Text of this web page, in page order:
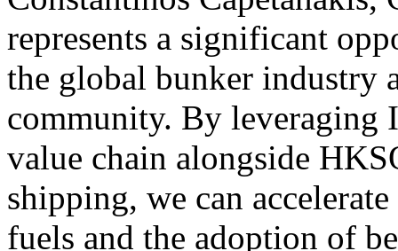
represents a significant
the global bunker industry
community. By leveraging
value chain alongside
shipping, we can
fuels and the adoption of